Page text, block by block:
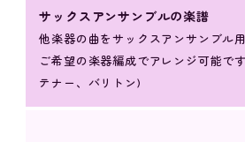
サックスアンサンブルの楽譜
他楽器の曲をサックスアンサンブル
ご希望の楽器編成でアレンジ可能で
テナー、バリトン)